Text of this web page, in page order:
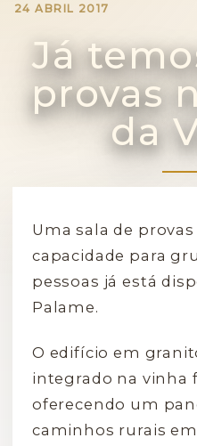
24 ABRIL 2017
Já
provas
da
Uma sala de
capacidade para
pessoas já está
Palame.
O edifício em
integrado na vinha
oferecendo um
caminhos rurais